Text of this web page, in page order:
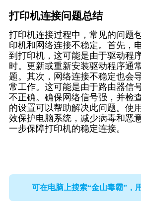
打印机连接问题总结
打印机连接过程中，常见的问题
印机和网络连接不稳定。首先，
到打印机，这可能是由于驱动程
时。更新或重新安装驱动程序通
题。其次，网络连接不稳定也会
常工作。这可能是由于路由器信
不正确。确保网络信号强，并检
的设置可以帮助解决此问题。使
效保护电脑系统，减少病毒和恶
一步保障打印机的稳定连接。
可在电脑上搜索“金山毒霸”，